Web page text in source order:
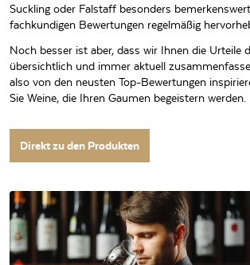
Suckling oder Falstaff besonders
fachkundigen Bewertungen regelmäßig
Noch besser ist aber, dass wir Ihnen die Urteile
übersichtlich und immer aktuell
also von den neusten Top-Bewertungen
Sie Weine, die Ihren Gaumen begeistern werden.
Direkt zu den Produkten